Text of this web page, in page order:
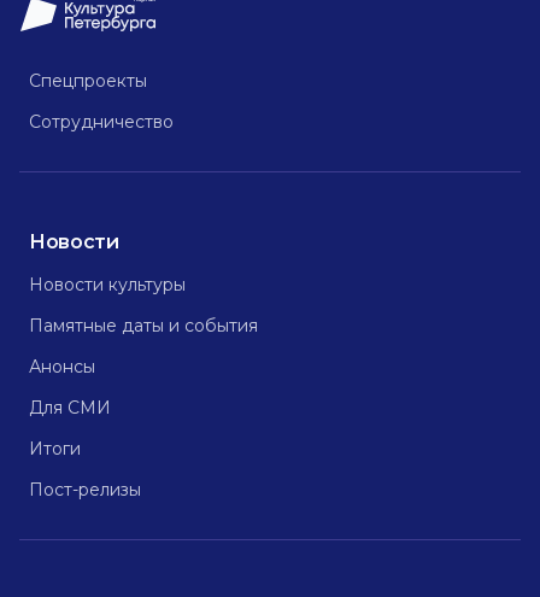
Спецпроекты
Сотрудничество
Новости
Новости культуры
Памятные даты и события
Анонсы
Для СМИ
Итоги
Пост-релизы